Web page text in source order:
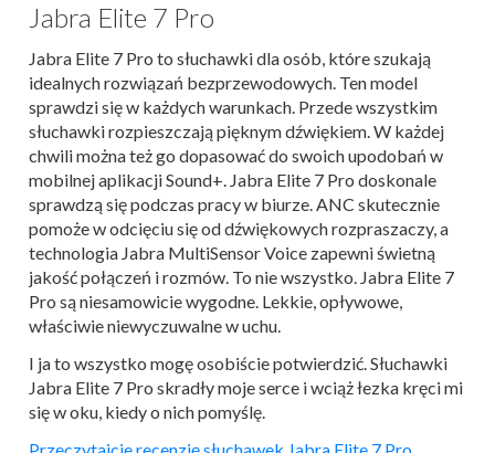
Jabra Elite 7 Pro
Jabra Elite 7 Pro to słuchawki dla osób, które szukają
idealnych rozwiązań bezprzewodowych. Ten model
sprawdzi się w każdych warunkach. Przede wszystkim
słuchawki rozpieszczają pięknym dźwiękiem. W każdej
chwili można też go dopasować do swoich upodobań w
mobilnej aplikacji Sound+. Jabra Elite 7 Pro doskonale
sprawdzą się podczas pracy w biurze. ANC skutecznie
pomoże w odcięciu się od dźwiękowych rozpraszaczy, a
technologia Jabra MultiSensor Voice zapewni świetną
jakość połączeń i rozmów. To nie wszystko. Jabra Elite 7
Pro są niesamowicie wygodne. Lekkie, opływowe,
właściwie niewyczuwalne w uchu.
I ja to wszystko mogę osobiście potwierdzić. Słuchawki
Jabra Elite 7 Pro skradły moje serce i wciąż łezka kręci mi
się w oku, kiedy o nich pomyślę.